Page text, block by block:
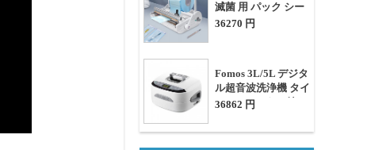
滅菌 用 パック シー
ラー ヒート シーラ
36270 円
Fomos 3L/5L デジタ
ル超音波洗浄機 タイ
マー&ヒーター付き
36862 円